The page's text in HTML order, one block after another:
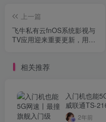
上一篇
飞牛私有云fnOS系统影视与
TV应用迎来重要更新，用户
相关推荐
入门机也能
威联通TS-
2年前